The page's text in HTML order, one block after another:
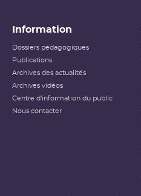
Information
Dossiers pédagogiques
Publications
Archives des actualités
Archives vidéos
Centre d'information du public
Nous contacter